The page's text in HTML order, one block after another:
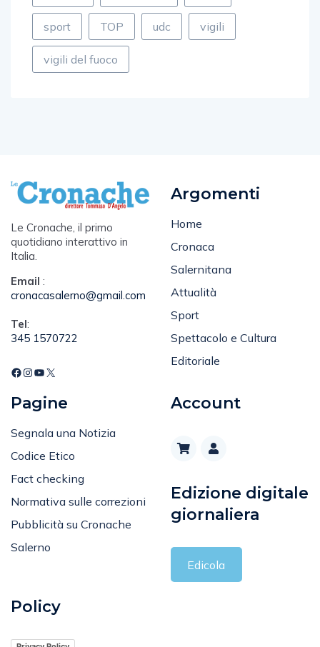
sport TOP udc vigili
vigili del fuoco
Le Cronache, il primo
quotidiano interattivo in
Italia.
cronacasalerno@gmail.com
345 1570722
Cronaca
Salernitana
Attualità
Sport
Spettacolo e Cultura
Editoriale
Codice Etico
Fact checking
Normativa sulle correzioni
Pubblicità su Cronache
Salerno
giornaliera
Edicola